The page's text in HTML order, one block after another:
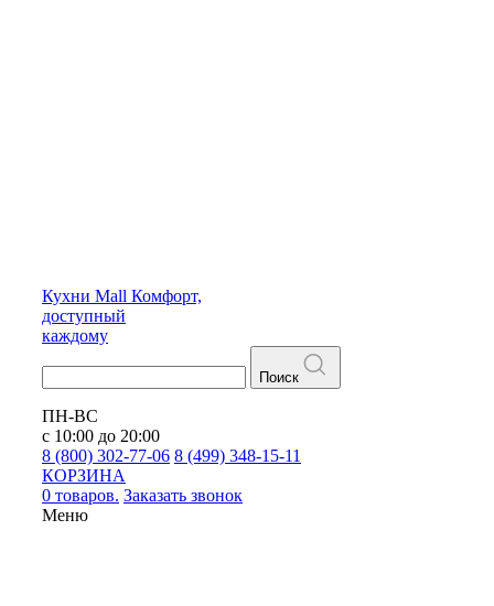
Кухни Mall Комфорт,
доступный
каждому
Поиск
ПН-ВС
с 10:00 до 20:00
8 (800) 302-77-06 8 (499) 348-15-11
КОРЗИНА
0 товаров. Заказать звонок
Меню